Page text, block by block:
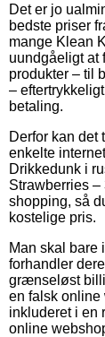
Det er jo
bedste priser
mange Klean
uundgåeligt at
produkter – til
–
betaling.
Derfor kan
enkelte
Drikkedunk i
Strawberries
shopping, så
kostelige pris.
Man skal bare
forhandler
grænseløst
en falsk online
inkluderet i en
online